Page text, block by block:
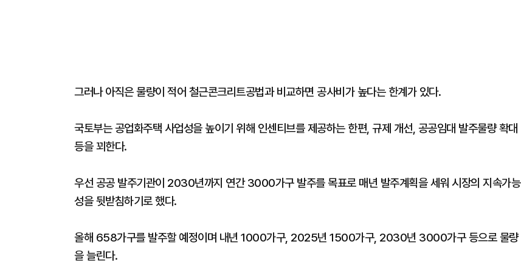
그러나 아직은 물량이 적어 철근콘크리트공법과 비교하면 공사비가 높다는 한계가 있다.
국토부는 공업화주택 사업성을 높이기 위해 인센티브를 제공하는 한편, 규제 개선, 공공임대 발주물량 확대
등을 꾀한다.
우선 공공 발주기관이 2030년까지 연간 3000가구 발주를 목표로 매년 발주계획을 세워 시장의 지속가능
성을 뒷받침하기로 했다.
올해 658가구를 발주할 예정이며 내년 1000가구, 2025년 1500가구, 2030년 3000가구 등으로 물량
을 늘린다.